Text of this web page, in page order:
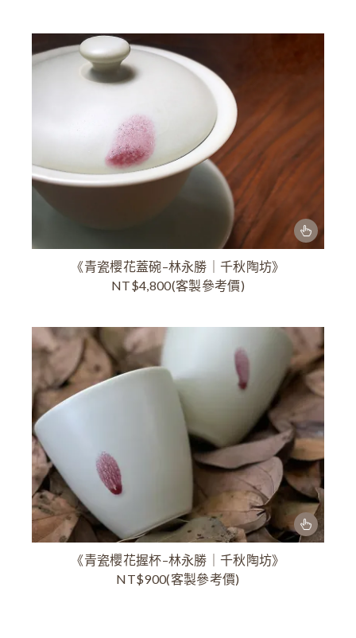
《青瓷櫻花蓋碗–林永勝｜千秋陶坊》
NT$4,800(客製參考價)
《青瓷櫻花握杯–林永勝｜千秋陶坊》
NT$900(客製參考價)